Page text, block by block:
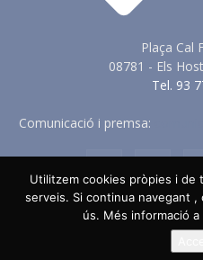
Plaça Cal
08781 - Els
Tel. 93
Comunicació i premsa:
Avis Legal Política de
Política en vers a
Utilitzem cookies pròpies i de
serveis. Si continua navegant
ús. Més informació a